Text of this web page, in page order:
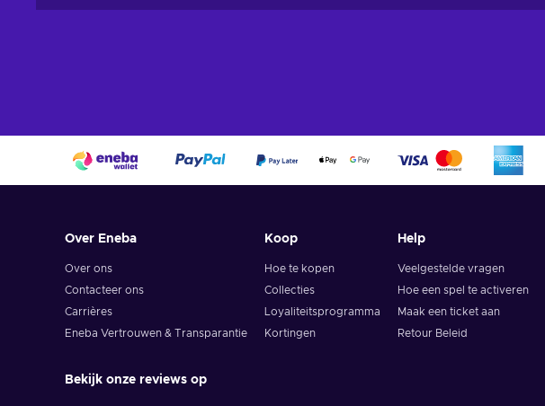
Over Eneba
Over ons
Contacteer ons
Carrières
Eneba Vertrouwen & Transparantie
Koop
Hoe te kopen
Collecties
Loyaliteitsprogramma
Kortingen
Help
Veelgestelde vragen
Hoe een spel te activeren
Maak een ticket aan
Retour Beleid
Bekijk onze reviews op